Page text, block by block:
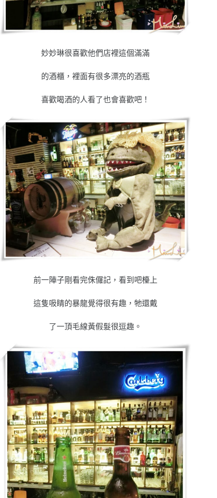
妙妙琳很喜歡他們店裡這個滿滿
的酒櫃，裡面有很多漂亮的酒瓶
喜歡喝酒的人看了也會喜歡吧！
前一陣子剛看完侏儸記，看到吧檯上
這隻吸睛的暴龍覺得很有趣，牠還戴
了一頂毛線黃假髮很逗趣。